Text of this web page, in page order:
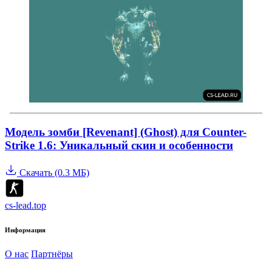
Модель зомби [Revenant] (Ghost) для Counter-
Strike 1.6: Уникальный скин и особенности
Скачать (0.3 МБ)
cs-lead.top
Информация
О нас Партнёры